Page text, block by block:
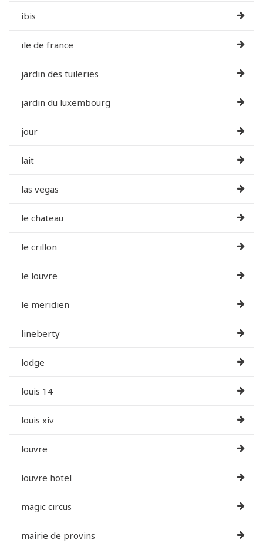
ibis
ile de france
jardin des tuileries
jardin du luxembourg
jour
lait
las vegas
le chateau
le crillon
le louvre
le meridien
lineberty
lodge
louis 14
louis xiv
louvre
louvre hotel
magic circus
mairie de provins